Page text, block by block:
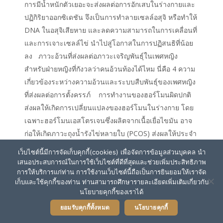
การมีน้ำหนักตัวเยอะจะส่งผลต่อการอักเสบในร่างกายและ
ปฏิกิริยาออกซิเดชัน จึงเป็นการทำลายเซลล์อสุจิ หรือทำให้
DNA ในอสุจิเสียหาย และลดความสามารถในการเคลื่อนที่
และการเจาะเซลล์ไข่ นำไปสู่โอกาสในการปฏิสนธิที่น้อย
ลง ภาวะอ้วนที่ส่งผลต่อภาวะเจริญพันธุ์ในเพศหญิง
สำหรับฝ่ายหญิงที่กังวลว่าคนอ้วนท้องได้ไหม นี่คือ 4 ความ
เกี่ยวข้องระหว่างความอ้วนและระบบสืบพันธุ์ของเพศหญิง
ที่ส่งผลต่อการตั้งครรภ์ การทำงานของฮอร์โมนผิดปกติ
ส่งผลให้เกิดการเปลี่ยนแปลงของฮอร์โมนในร่างกาย โดย
เฉพาะฮอร์โมนเอสโตรเจนซึ่งผลิตจากเนื้อเยื่อไขมัน อาจ
ก่อให้เกิดภาวะถุงน้ำรังไข่หลายใบ (PCOS) ส่งผลให้ประจำ
เดือนมาไม่ปกติ สิวขึ้น ขนดก และมีบุตรยาก การตกไข่ผิด
ปกติและรอบเดือนไม่สม่ำเสมอ การทำงานผิดปกติของ
ฮอร์โมนจากภาวะอ้วนส่งผลให้เกิด ภาวะไม่ตกไข่เรื้อรัง
(Anovulatory Infertility) รวมทั้งประจำเดือนผิดปกติ เช่น
ประจำเดือนเว้นช่วงนาน มาห่างกันมากกว่า 35 วัน หรือมา
ไม่เกิน 6–8 ครั้งต่อปี ภาวะอักเสบเรื้อรังที่มีผลต่อมดลูก
เว็บไซต์นี้มีการจัดเก็บคุกกี้(cookies) เพื่อจัดการข้อมูลส่วนบุคคล นำ
เสนอประสบการณ์ในการใช้เว็บไซต์ที่ดีที่สุดและช่วยเพิ่มประสิทธิภาพ
การให้บริการแก่ท่าน การใช้งานเว็บไซต์นี้ถือเป็นการยินยอมให้เราจัด
เก็บและใช้คุกกี้ของท่าน ท่านสามารถศึกษารายละเอียดเพิ่มเติมเกี่ยวกับ
นโยบายคุกกี้ของเราได้
ยอมรับคุกกี้ทั้งหมด นโยบายคุกกี้